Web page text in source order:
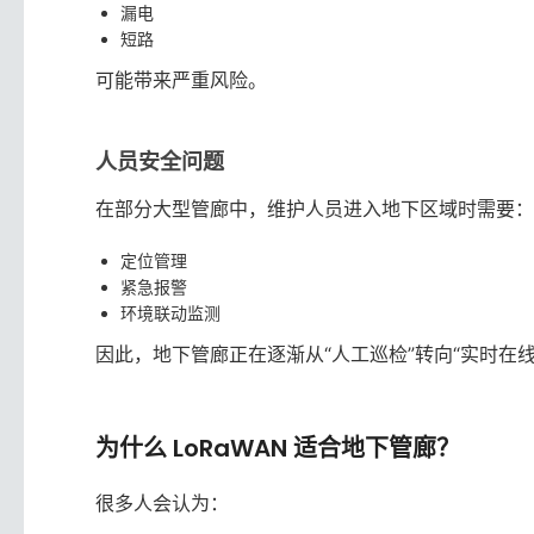
漏电
短路
可能带来严重风险。
人员安全问题
在部分大型管廊中，维护人员进入地下区域时需要：
定位管理
紧急报警
环境联动监测
因此，地下管廊正在逐渐从“人工巡检”转向“实时在
为什么 LoRaWAN 适合地下管廊？
很多人会认为：